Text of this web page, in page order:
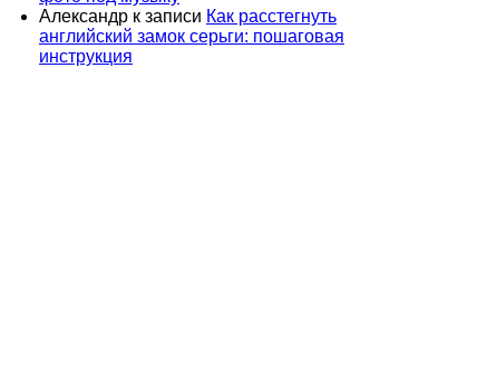
Александр к записи Как расстегнуть
английский замок серьги: пошаговая
инструкция